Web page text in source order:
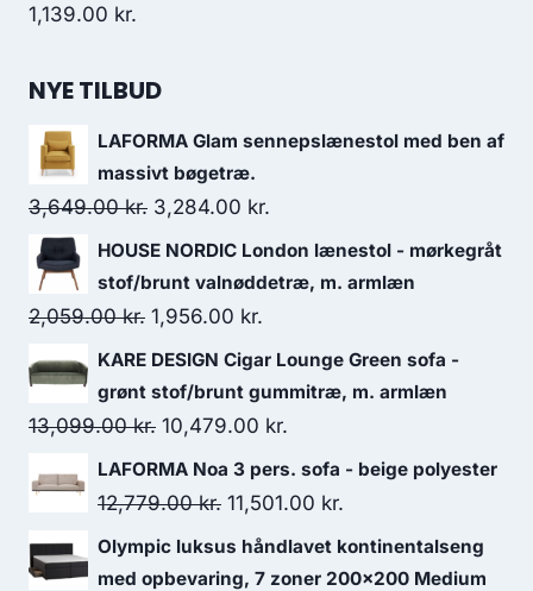
1,139.00 kr.
NYE TILBUD
LAFORMA Glam sennepslænestol med ben af
massivt bøgetræ.
3,649.00kr. 3,284.00 kr.
HOUSE NORDIC London lænestol - mørkegråt
stof/brunt valnøddetræ, m. armlæn
2,059.00kr. 1,956.00 kr.
KARE DESIGN Cigar Lounge Green sofa -
grønt stof/brunt gummitræ, m. armlæn
13,099.00kr. 10,479.00 kr.
LAFORMA Noa 3 pers. sofa - beige polyester
12,779.00kr. 11,501.00 kr.
Olympic luksus håndlavet kontinentalseng
med opbevaring, 7 zoner 200x200 Medium